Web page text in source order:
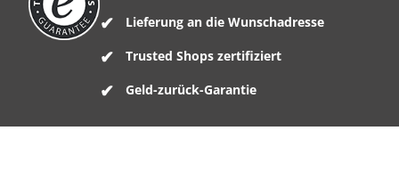
Lieferung an die Wunschadresse
Trusted Shops zertifiziert
Geld-zurück-Garantie